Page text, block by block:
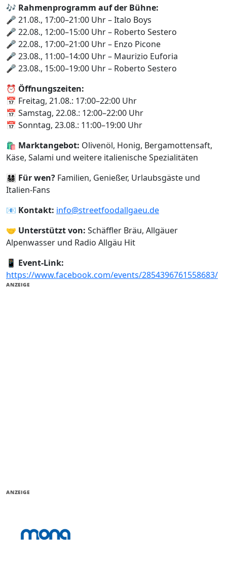
🎶 Rahmenprogramm auf der Bühne:
🎤 21.08., 17:00–21:00 Uhr – Italo Boys
🎤 22.08., 12:00–15:00 Uhr – Roberto Sestero
🎤 22.08., 17:00–21:00 Uhr – Enzo Picone
🎤 23.08., 11:00–14:00 Uhr – Maurizio Euforia
🎤 23.08., 15:00–19:00 Uhr – Roberto Sestero
⏰ Öffnungszeiten:
📅 Freitag, 21.08.: 17:00–22:00 Uhr
📅 Samstag, 22.08.: 12:00–22:00 Uhr
📅 Sonntag, 23.08.: 11:00–19:00 Uhr
🛍️ Marktangebot: Olivenöl, Honig, Bergamottensaft,
Käse, Salami und weitere italienische Spezialitäten
👨‍👩‍👧‍👦 Für wen? Familien, Genießer, Urlaubsgäste und
Italien-Fans
📧 Kontakt: info@streetfoodallgaeu.de
🤝 Unterstützt von: Schäffler Bräu, Allgäuer
Alpenwasser und Radio Allgäu Hit
📱 Event-Link:
https://www.facebook.com/events/2854396761558683/
ANZEIGE
ANZEIGE